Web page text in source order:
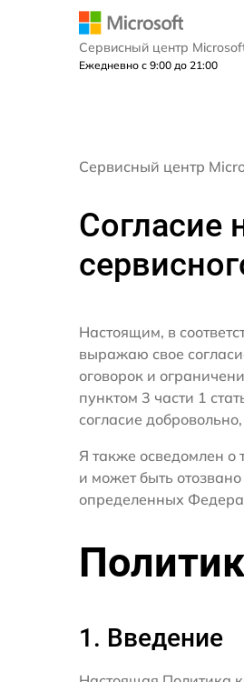
Сервисный центр
Ежедневно с 9:00 до 21:00
Сервисный центр
Согласие
Настоящим, в
выражаю свое
оговорок и
пунктом 3 части 1
согласие
Я также осведомлен о
и может быть
определенных
1. Введение